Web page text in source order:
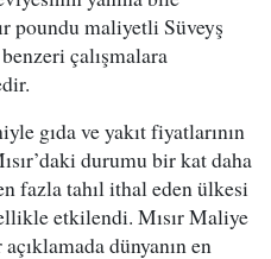
poundu maliyetli Süveyş
çalışmalara
gıda ve yakıt fiyatlarının
durumu bir kat daha
fazla tahıl ithal eden ülkesi
etkilendi. Mısır Maliye
dünyanın en